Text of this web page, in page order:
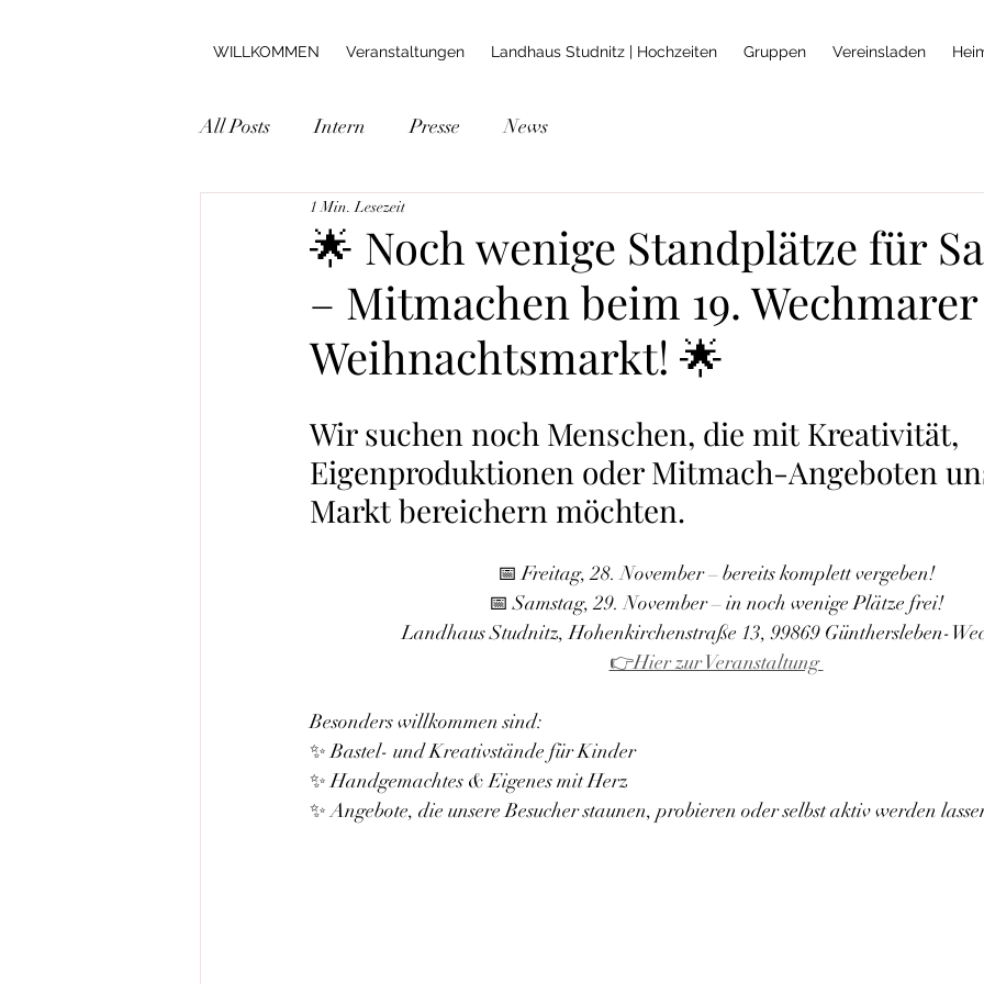
WILLKOMMEN Veranstaltungen Landhaus Studnitz | Hochzeiten Gruppen Vereinsladen
All Posts Intern Presse News
🌟 Noch wenige Standplätze für
– Mitmachen beim 19. Wechmarer
Weihnachtsmarkt! 🌟
1 Min. Lesezeit
Wir suchen noch Menschen, die mit Kreativität,
Eigenproduktionen oder Mitmach-Angeboten
Markt bereichern möchten.
📅 Freitag, 28. November – bereits komplett vergeben!
📅 Samstag, 29. November – in noch wenige Plätze frei!
Landhaus Studnitz, Hohenkirchenstraße 13, 99869 Günthersleben-
👉Hier zur Veranstaltung
Besonders willkommen sind:
✨ Bastel- und Kreativstände für Kinder
✨ Handgemachtes & Eigenes mit Herz
✨ Angebote, die unsere Besucher staunen, probieren oder selbst aktiv werden